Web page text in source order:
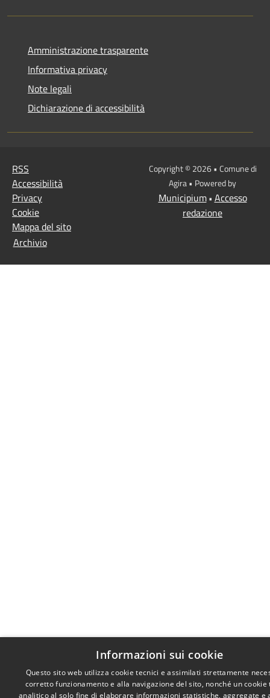
Amministrazione trasparente
Informativa privacy
Note legali
Dichiarazione di accessibilità
RSS
Accessibilità
Privacy
Cookie
Mappa del sito
Archivio
Copyright © 2026 • Comune di
Agira • Powered by
Municipium• Accesso
redazione
Informazioni sui cookie
Questo sito web utilizza cookie tecnici e assimilati strettamente
corretto funzionamento e alla navigazione del sito, nonché un cookie
analitico al solo fine di elaborare informazioni statistiche, aggregate e